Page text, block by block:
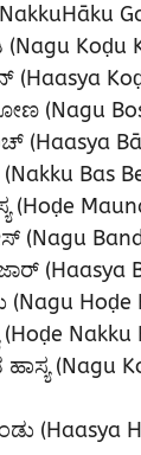
(Nagu Koḍu
(Haasya
(Nagu
(Haasya
Bas
Band
(Haasya
(Nagu Hoḍe
(Hoḍe Nakku
ಹಾಸ್ಯ (Nagu
(Haasya